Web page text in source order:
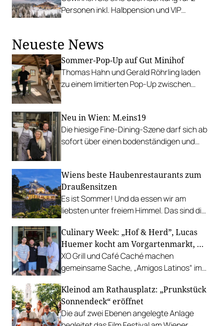
Personen inkl. Halbpension und VIP
Neueste News
Sommer-Pop-Up auf Gut Minihof
Thomas Hahn und Gerald Röhrling laden
zu einem limitierten Pop-Up zwischen
Neu in Wien: M.eins19
Die hiesige Fine-Dining-Szene darf sich ab
sofort über einen bodenständigen und
Wiens beste Haubenrestaurants zum
Draußensitzen
Es ist Sommer! Und da essen wir am
liebsten unter freiem Himmel. Das sind die
Gastgarten.
Culinary Week: „Hof & Herd”, Lucas
Huemer kocht am Vorgartenmarkt, …
XO Grill und Café Caché machen
gemeinsame Sache, „Amigos Latinos“ im
Richard Rauch kocht in der Riederalm
u.v.m.
Kleinod am Rathausplatz: „Prunkstück
Sonnendeck“ eröffnet
Die auf zwei Ebenen angelegte Anlage